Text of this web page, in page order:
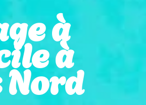
à
à